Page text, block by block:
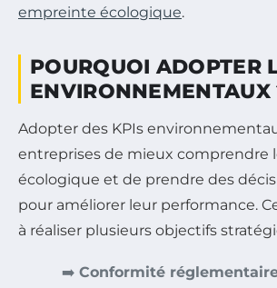
empreinte écologique.
POURQUOI ADOPTER
ENVIRONNEMENTAUX
Adopter des KPIs
entreprises de mieux comprendre
écologique et de prendre des
pour améliorer leur performance.
à réaliser plusieurs objectifs
➡️ Conformité